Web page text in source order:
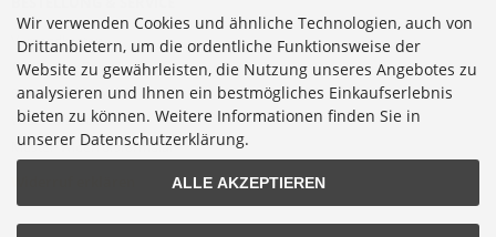
Versandkosten
Alternative Bestellwege
Sicher Einkaufen
Widerrufsrecht
Muster-Widerrufsformular
Wir verwenden Cookies und ähnliche Technologien, auch von
Drittanbietern, um die ordentliche Funktionsweise der
Website zu gewährleisten, die Nutzung unseres Angebotes zu
analysieren und Ihnen ein bestmögliches Einkaufserlebnis
bieten zu können. Weitere Informationen finden Sie in
unserer Datenschutzerklärung.
ALLE AKZEPTIEREN